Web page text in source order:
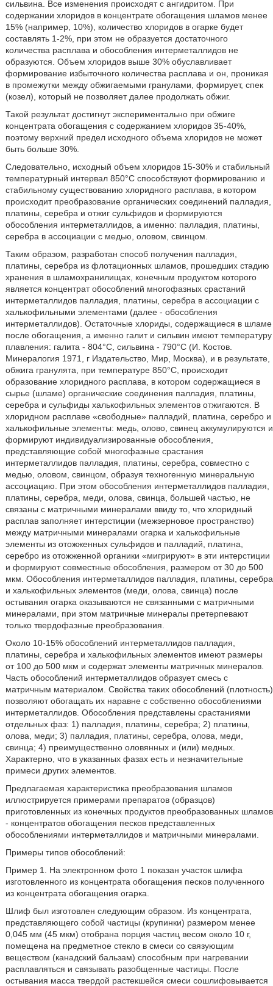
сильвина. Все изменения происходят с ангидритом. При
содержании хлоридов в концентрате обогащения шламов менее
15% (например, 10%), количество хлоридов в огарке будет
составлять 1-2%, при этом не образуется достаточного
количества расплава и обособления интерметаллидов не
образуются. Объем хлоридов выше 30% обуславливает
формирование избыточного количества расплава и он, проникая
в промежутки между обжигаемыми гранулами, формирует, спек
(козел), который не позволяет далее продолжать обжиг.
Такой результат достигнут экспериментально при обжиге
концентрата обогащения с содержанием хлоридов 35-40%,
поэтому верхний предел исходного объема хлоридов не может
быть больше 30%.
Следовательно, исходный объем хлоридов 15-30% и стабильный
температурный интервал 850°С способствуют формированию и
стабильному существованию хлоридного расплава, в котором
происходит преобразование органических соединений палладия,
платины, серебра и отжиг сульфидов и формируются
обособления интерметаллидов, а именно: палладия, платины,
серебра в ассоциации с медью, оловом, свинцом.
Таким образом, разработан способ получения палладия,
платины, серебра из флотационных шламов, прошедших стадию
хранения в шламохранилищах, конечным продуктом которого
является концентрат обособлений многофазных срастаний
интерметаллидов палладия, платины, серебра в ассоциации с
халькофильными элементами (далее - обособления
интерметаллидов). Остаточные хлориды, содержащиеся в шламе
после обогащения, а именно галит и сильвин имеют температуру
плавления: галита - 804°С, сильвина - 790°С (И. Костов.
Минералогия 1971, г Издательство, Мир, Москва), и в результате,
обжига гранулята, при температуре 850°С, происходит
образование хлоридного расплава, в котором содержащиеся в
сырье (шламе) органические соединения палладия, платины,
серебра и сульфиды халькофильных элементов отжигаются. В
хлоридном расплаве «свободные» палладий, платина, серебро и
халькофильные элементы: медь, олово, свинец аккумулируются и
формируют индивидуализированные обособления,
представляющие собой многофазные срастания
интерметаллидов палладия, платины, серебра, совместно с
медью, оловом, свинцом, образуя техногенную минеральную
ассоциацию. При этом обособления интерметаллидов палладия,
платины, серебра, меди, олова, свинца, большей частью, не
связаны с матричными минералами ввиду то, что хлоридный
расплав заполняет интерстиции (межзерновое пространство)
между матричными минералами огарка и халькофильные
элементы из отожженных сульфидов и палладий, платина,
серебро из отожженной органики «мигрируют» в эти интерстиции
и формируют совместные обособления, размером от 30 до 500
мкм. Обособления интерметаллидов палладия, платины, серебра
и халькофильных элементов (меди, олова, свинца) после
остывания огарка оказываются не связанными с матричными
минералами, при этом матричные минералы претерпевают
только твердофазные преобразования.
Около 10-15% обособлений интерметаллидов палладия,
платины, серебра и халькофильных элементов имеют размеры
от 100 до 500 мкм и содержат элементы матричных минералов.
Часть обособлений интерметаллидов образует смесь с
матричным материалом. Свойства таких обособлений (плотность)
позволяют обогащать их наравне с собственно обособлениями
интерметаллидов. Обособления представлены срастаниями
отдельных фаз: 1) палладия, платины, серебра; 2) платины,
олова, меди; 3) палладия, платины, серебра, олова, меди,
свинца; 4) преимущественно оловянных и (или) медных.
Характерно, что в указанных фазах есть и незначительные
примеси других элементов.
Предлагаемая характеристика преобразования шламов
иллюстрируется примерами препаратов (образцов)
приготовленных из конечных продуктов преобразованных шламов
- концентратов обогащения песков представленных
обособлениями интерметаллидов и матричными минералами.
Примеры типов обособлений:
Пример 1. На электронном фото 1 показан участок шлифа
изготовленного из концентрата обогащения песков полученного
из концентрата обогащения огарка.
Шлиф был изготовлен следующим образом. Из концентрата,
представляющего собой частицы (крупинки) размером менее
0,045 мм (45 мкм) отобрана порция частиц весом около 10 г,
помещена на предметное стекло в смеси со связующим
веществом (канадский бальзам) способным при нагревании
расплавляться и связывать разобщенные частицы. После
остывания масса твердой растекшейся смеси сошлифовывается